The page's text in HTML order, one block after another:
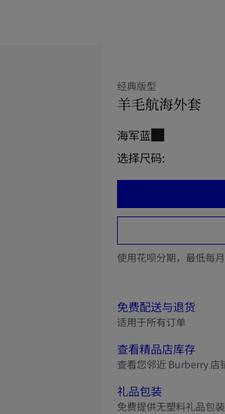
经典版型
羊毛航海外套
海军蓝
选择尺码:
使用花呗分期，最低每
免费配送与退货
适用于所有订单
查看精品店库存
查看您邻近 Burberry 店
礼品包装
免费提供无塑料礼品包装